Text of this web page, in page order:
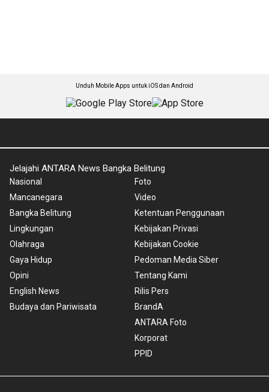
Unduh Mobile Apps untuk iOS dan Android
Jelajahi ANTARA News Bangka Belitung
Nasional
Mancanegara
Bangka Belitung
Lingkungan
Olahraga
Gaya Hidup
Opini
English News
Budaya dan Pariwisata
Foto
Video
Ketentuan Penggunaan
Kebijakan Privasi
Kebijakan Cookie
Pedoman Media Siber
Tentang Kami
Rilis Pers
BrandA
ANTARA Foto
Korporat
PPID